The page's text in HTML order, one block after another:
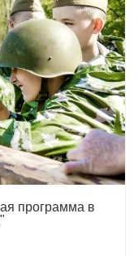
программа в